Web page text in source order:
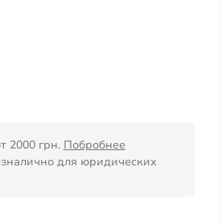
2000 грн. Побробнее
для юридических